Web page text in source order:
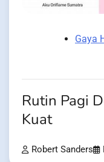
Gaya
Rutin Pagi
Kuat
Robert Sanders